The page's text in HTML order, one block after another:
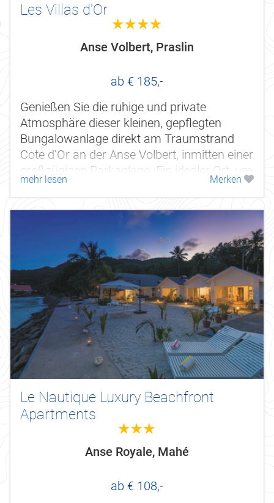
Les Villas d'Or
4.0
Anse Volbert, Praslin
ab € 185,-
Genießen Sie die ruhige und private
Atmosphäre dieser kleinen, gepflegten
Bungalowanlage direkt am Traumstrand
Cote d’Or an der Anse Volbert, inmitten einer
großzügigen Parkanlage. Ein idealer Ort, um
einen erholsamen Urlaub mit...
mehr lesen Merken
Le Nautique Luxury Beachfront
Apartments
3.0
Anse Royale, Mahé
ab € 108,-